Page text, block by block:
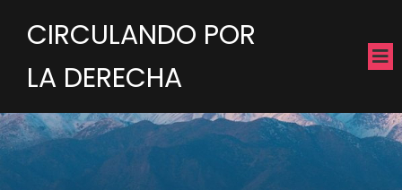
CIRCULANDO POR
LA DERECHA